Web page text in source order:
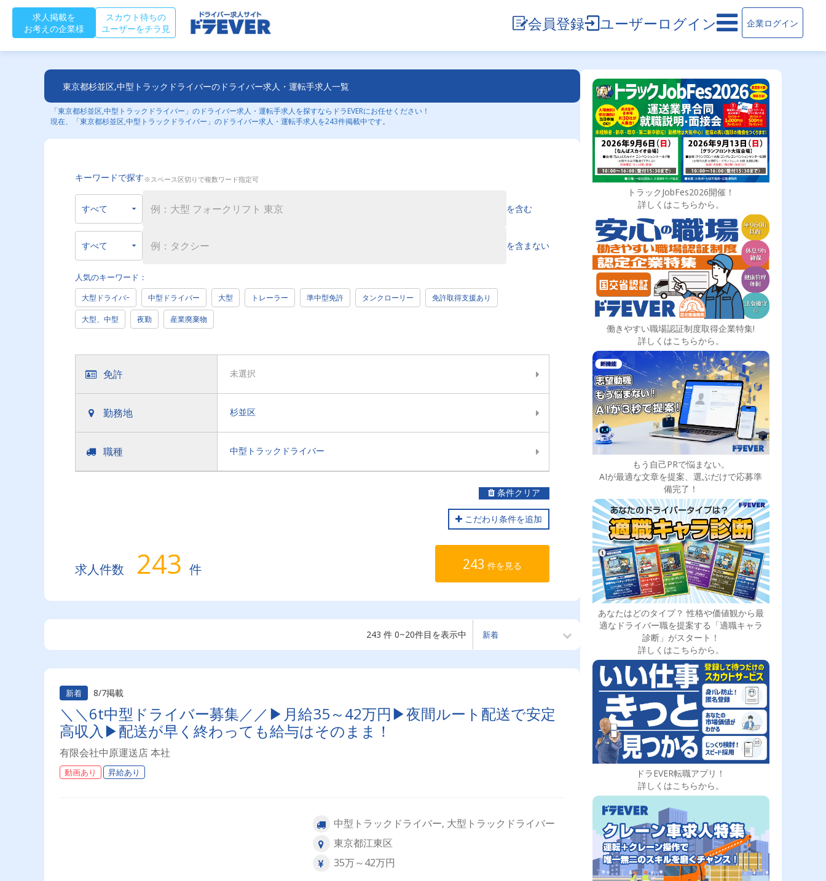
求人掲載を
お考えの企業様
スカウト待ちの
ユーザーをチラ見
会員登録 ユーザーログイン 企業ログイン
東京都杉並区,中型トラックドライバーのドライバー求人・運転手求人一覧
「東京都杉並区,中型トラックドライバー」のドライバー求人・運転手求人を探すならドラEVERにお任せください！
現在、「東京都杉並区,中型トラックドライバー」のドライバー求人・運転手求人を243件掲載中です。
キーワードで探す※スペース区切りで複数ワード指定可
を含む
を含まない
人気のキーワード：
大型ドライバｰ 中型ドライバー 大型 トレーラー 準中型免許 タンクローリー 免許取得支援あり
大型、中型 夜勤 産業廃棄物
免許 未選択
勤務地 杉並区
職種 中型トラックドライバー
条件クリア
こだわり条件を追加
求人件数 243 件 243 件を見る
243 件 0~20件目を表示中
新着 8/7掲載
＼＼6t中型ドライバー募集／／▶月給35～42万円▶夜間ルート配送で安定
高収入▶配送が早く終わっても給与はそのまま！
有限会社中原運送店 本社
動画あり 昇給あり
中型トラックドライバー, 大型トラックドライバー
東京都江東区
35万～42万円
トラックJobFes2026開催！
詳しくはこちらから。
働きやすい職場認証制度取得企業特集!
詳しくはこちらから。
もう自己PRで悩まない。
AIが最適な文章を提案、選ぶだけで応募準
備完了！
あなたはどのタイプ？ 性格や価値観から最
適なドライバー職を提案する「適職キャラ
診断」がスタート！
詳しくはこちらから。
ドラEVER転職アプリ！
詳しくはこちらから。